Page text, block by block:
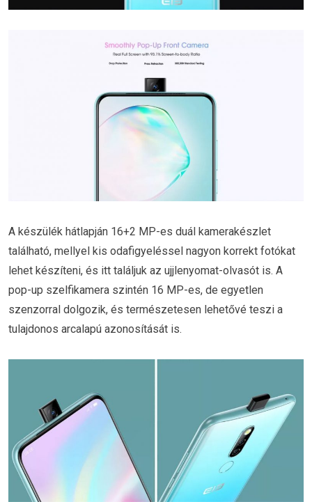
A készülék hátlapján 16+2 MP-es duál kamerakészlet
található, mellyel kis odafigyeléssel nagyon korrekt fotókat
lehet készíteni, és itt találjuk az ujjlenyomat-olvasót is. A
pop-up szelfikamera szintén 16 MP-es, de egyetlen
szenzorral dolgozik, és természetesen lehetővé teszi a
tulajdonos arcalapú azonosítását is.